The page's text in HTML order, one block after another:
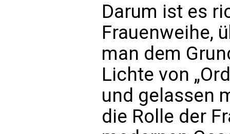
Darum ist es
Frauenweihe,
man dem
Lichte von
und gelassen
die Rolle der